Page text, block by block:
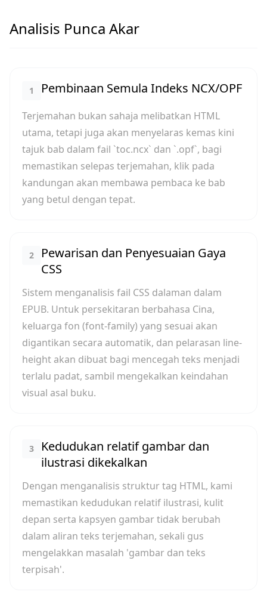
Analisis Punca Akar
1 Pembinaan Semula Indeks NCX/OPF
Terjemahan bukan sahaja melibatkan HTML
utama, tetapi juga akan menyelaras kemas kini
tajuk bab dalam fail `toc.ncx` dan `.opf`, bagi
memastikan selepas terjemahan, klik pada
kandungan akan membawa pembaca ke bab
yang betul dengan tepat.
2
Pewarisan dan Penyesuaian Gaya
CSS
Sistem menganalisis fail CSS dalaman dalam
EPUB. Untuk persekitaran berbahasa Cina,
keluarga fon (font-family) yang sesuai akan
digantikan secara automatik, dan pelarasan line-
height akan dibuat bagi mencegah teks menjadi
terlalu padat, sambil mengekalkan keindahan
visual asal buku.
3
Kedudukan relatif gambar dan
ilustrasi dikekalkan
Dengan menganalisis struktur tag HTML, kami
memastikan kedudukan relatif ilustrasi, kulit
depan serta kapsyen gambar tidak berubah
dalam aliran teks terjemahan, sekali gus
mengelakkan masalah 'gambar dan teks
terpisah'.